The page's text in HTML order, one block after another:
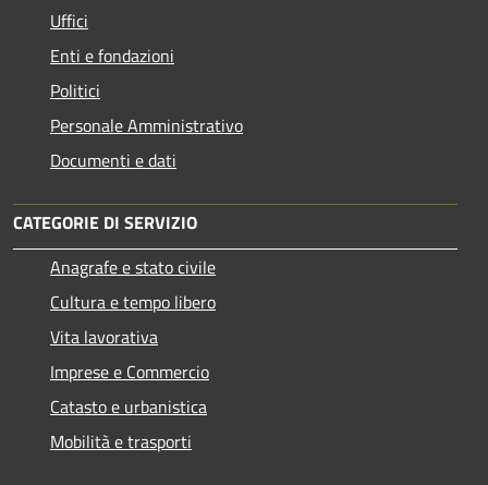
Uffici
Enti e fondazioni
Politici
Personale Amministrativo
Documenti e dati
CATEGORIE DI SERVIZIO
Anagrafe e stato civile
Cultura e tempo libero
Vita lavorativa
Imprese e Commercio
Catasto e urbanistica
Mobilità e trasporti